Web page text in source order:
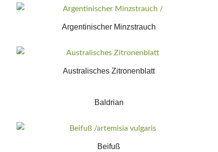
Argentinischer Minzstrauch
Australisches Zitronenblatt
Baldrian
Beifuß